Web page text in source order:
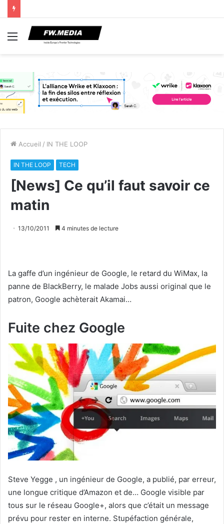
Menu
Accueil / IN THE LOOP
IN THE LOOP TECH
[News] Ce qu’il faut savoir ce
matin
13/10/2011 4 minutes de lecture
La gaffe d’un ingénieur de Google, le retard du WiMax, la
panne de BlackBerry, le malade Jobs aussi original que le
patron, Google achèterait Akamai…
Fuite chez Google
Steve Yegge , un ingénieur de Google, a publié, par erreur,
une longue critique d’Amazon et de… Google visible par
tous sur le réseau Google+, alors que c’était un message
prévu pour rester en interne. Stupéfaction générale,